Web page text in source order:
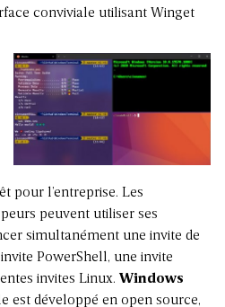
conviviale utilisant Winget
pour l’entreprise. Les
peuvent utiliser ses
simultanément une invite de
PowerShell, une invite
invites Linux. Windows
est développé en open source,